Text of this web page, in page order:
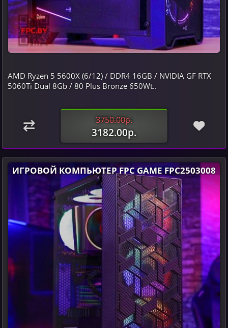
AMD Ryzen 5 5600X (6/12) / DDR4 16GB / NVIDIA GF RTX
5060Ti Dual 8Gb / 80 Plus Bronze 650Wt..
3750.00р.
3182.00р.
ИГРОВОЙ КОМПЬЮТЕР FPC GAME FPC2503008